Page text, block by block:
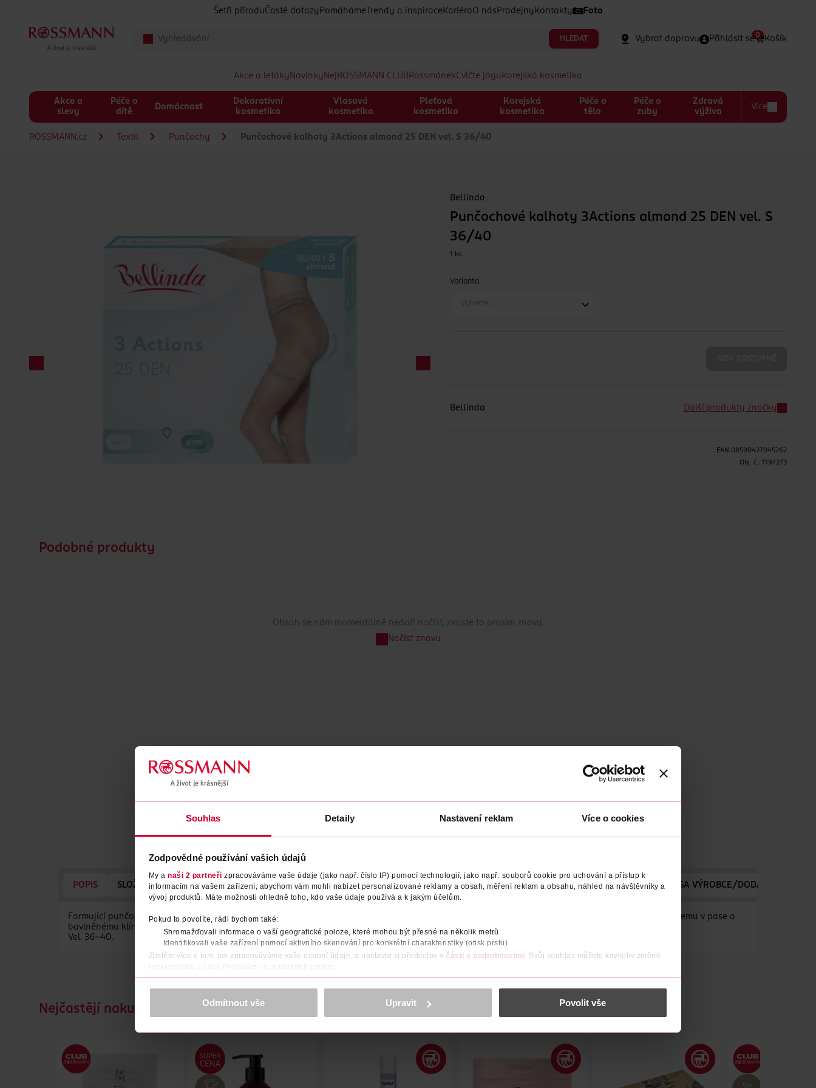
Souhlas Detaily Nastavení reklam Více o cookies
Zodpovědné používání vašich údajů
My a naši 2 partneři zpracováváme vaše údaje (jako např. číslo IP) pomocí technologií, jako např. souborů cookie pro uchování a přístup k
informacím na vašem zařízení, abychom vám mohli nabízet personalizované reklamy a obsah, měření reklam a obsahu, náhled na návštěvníky a
vývoj produktů. Máte možnosti ohledně toho, kdo vaše údaje používá a k jakým účelům.
Pokud to povolíte, rádi bychom také:
Shromažďovali informace o vaší geografické poloze, které mohou být přesné na několik metrů
Identifikovali vaše zařízení pomocí aktivního skenování pro konkrétní charakteristiky (otisk prstu)
Zjistěte více o tom, jak zpracováváme vaše osobní údaje, a nastavte si předvolby v části s podrobnostmi . Svůj souhlas můžete kdykoliv změnit
nebo odvolat v části Prohlášení o souborech cookie.
K provozu stránek, personalizaci obsahu a reklam, funkcí sociálních médií, analýze návštěvnosti, které mohou nést osobní údaje.
prohlášení o ochraně osobních údajů.
Děkujeme za pochopení. >více o cookies<
Odmítnout vše Upravit Povolit vše
Šetři přírodu Časté dotazy Pomáháme Trendy a inspirace Kariéra O nás Prodejny Kontakty Foto
HLEDAT Vybrat dopravu Přihlásit se Košík
0
Akce a letáky Novinky Nej ROSSMANN CLUBRossmánekCvičte jógu Korejská kosmetika
Akce a
slevy
Péče o
dítě
Domácnost
Dekorativní
kosmetika
Vlasová
kosmetika
Pleťová
kosmetika
Korejská
kosmetika
Péče o
tělo
Péče o
zuby
Zdravá
výživa
Více
ROSSMANN.cz Textil Punčochy Punčochové kalhoty 3Actions almond 25 DEN vel. S 36/40
Bellinda
Punčochové kalhoty 3Actions almond 25 DEN vel. S
36/40
1 ks
Varianta
Vyberte…
Bellinda Další produkty značky
EAN 08590427045262
Obj. č.: 1197273
Podobné produkty
Obsah se nám momentálně nedaří načíst, zkuste to prosím znovu.
Načíst znovu
POPIS SLOŽENÍ VÝROBCE/DODAVATEL BARVA VELIKOST TLOUŠŤKA POČET NÁZEV VÝROBCE/DODAVATELE ADRESA VÝROBCE/DODAVATELE
Formující punčochové kalhoty 25DEN s vláknem LYCRA ® beauty tvarují Váš zadeček, bříško a nohy. Výjimečně pohodlné při nošení díky plochému lemu v pase a
bavlněnému klínku. Punčochové kalhoty mají atraktivní jemně matný vzhled.
Vel. 36-40.
Nejčastějí nakupované společně